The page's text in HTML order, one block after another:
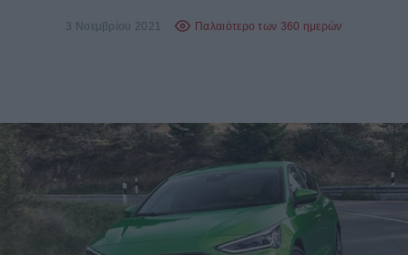
3 Νοεμβρίου 2021 Παλαιότερο των 360 ημερών